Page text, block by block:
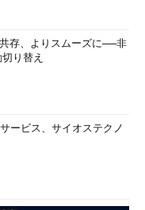
存、よりスムーズに──非
り替え
ービス、サイオステクノ